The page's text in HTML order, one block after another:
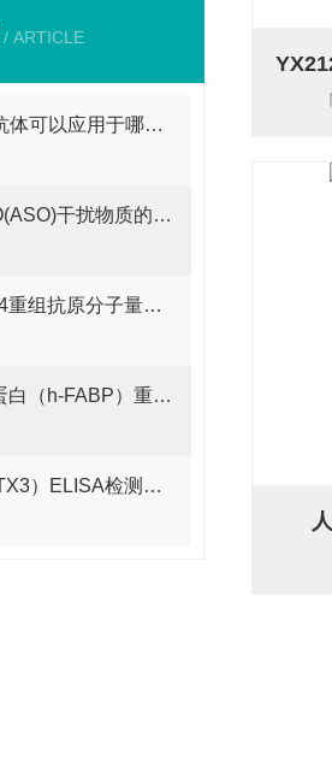
/ ARTICLE
猫疱疹FHV包被抗体可以应用于哪些方面呢？
抗链球菌溶血素O(ASO)干扰物质的有效期是多久呢？
抗草甘膦基因CP4重组抗原分子量是多少呢？
心肌脂肪酸结合蛋白（h-FABP）重组蛋白的分子量是多少呢？
小鼠五聚素3（PTX3）ELISA检测试剂盒 应该如何保存呢？